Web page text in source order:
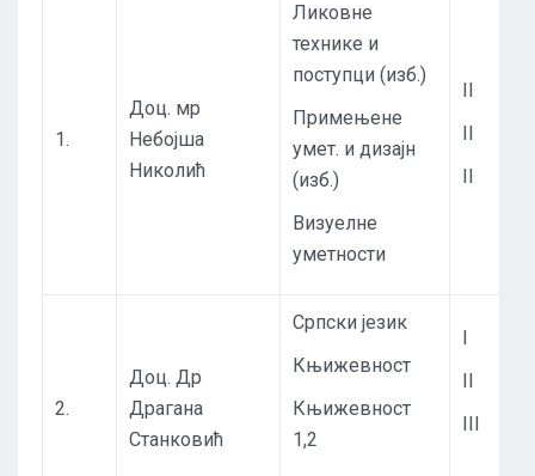
1.
Доц. мр
Небојша
Николић
Ликовне
технике и
поступци (изб.)
Примењене
умет. и дизајн
(изб.)
Визуелне
уметности
II
II
II
2.
Доц. Др
Драгана
Станковић
Српски језик
Књижевност
Књижевност
1,2
I
II
III